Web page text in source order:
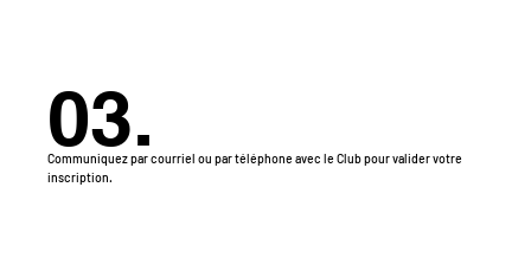
03.
Communiquez par courriel ou par téléphone avec le Club pour valider votre
inscription.